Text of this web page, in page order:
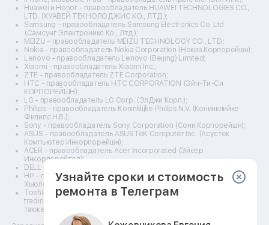
Ремонт винных шкафов
Ремонт выпрямителей
Ремонт сушилок для рук
Ремонт дальномеров
Ремонт снегоуборщиков
Huawei и Honor - правообладатель HUAWEI TECHNOLOGIES CO.,
LTD. (ХУАВЕЙ ТЕКНОЛОДЖИС КО., ЛТД.);
Samsung – правообладатель Samsung Electronics Co. Ltd.
(Самсунг Электроникс Ко., Лтд.);
MEIZU - правообладатель MEIZU TECHNOLOGY CO., LTD.;
Nokia - правообладатель Nokia Corporation (Нокиа Корпорейшн);
Lenovo - правообладатель Lenovo (Beijing) Limited;
Xiaomi - правообладатель Xiaomi Inc.;
ZTE - правообладатель ZTE Corporation;
HTC - правообладатель HTC CORPORATION (Эйч-Ти-Си
КОРПОРЕЙШН);
LG - правообладатель LG Corp. (ЭлДжи Корп.);
Philips - правообладатель Koninklijke Philips N.V. (Конинклийке
Филипс Н.В.);
Sony - правообладатель Sony Corporation (Сони Корпорейшн);
ASUS - правообладатель ASUSTeK Computer Inc. (Асустек
Компьютер Инкорпорейшн);
ACER - правообладатель Acer Incorporated (Эйсер
Инкорпорейтед);
DELL - правообладатель Dell Inc.(Делл Инк.);
HP - правообладатель HP Hewlett-Packard Group LLC (ЭйчПи
Хьюлетт Паккард Груп ЛЛК);
Toshiba - правообладатель KABUSHIKI KAISHA TOSHIBA, also
trading as Toshiba Corporation (КАБУШИКИ КАЙША ТОШИБА
также торгующая как Тосиба Корпорейшн).
Узнайте сроки и стоимость
ремонта в Телеграм